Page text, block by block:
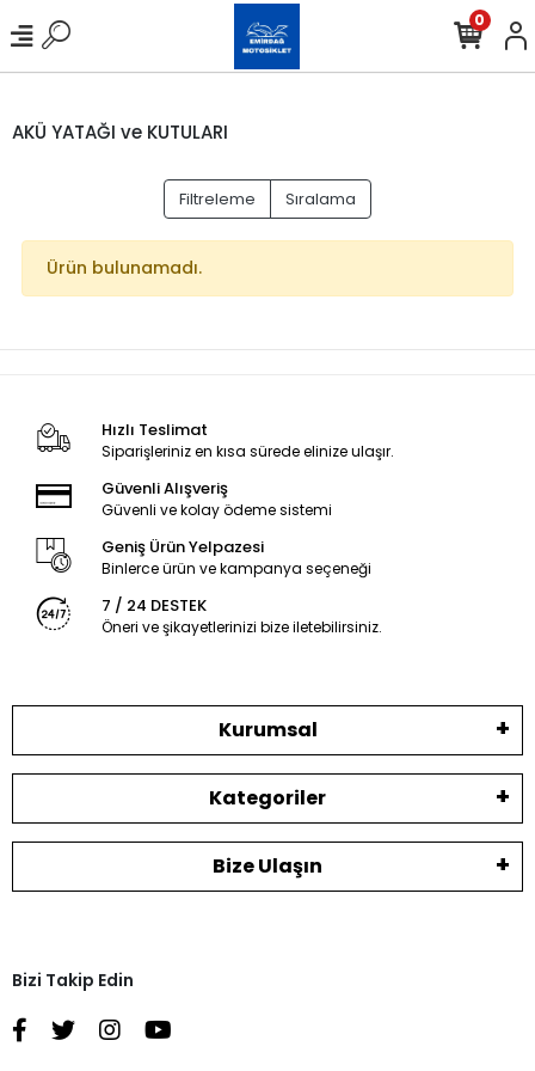
0
AKÜ YATAĞI ve KUTULARI
Filtreleme Sıralama
Ürün bulunamadı.
Hızlı Teslimat
Siparişleriniz en kısa sürede elinize ulaşır.
Güvenli Alışveriş
Güvenli ve kolay ödeme sistemi
Geniş Ürün Yelpazesi
Binlerce ürün ve kampanya seçeneği
7 / 24 DESTEK
Öneri ve şikayetlerinizi bize iletebilirsiniz.
Kurumsal
Kategoriler
Bize Ulaşın
Bizi Takip Edin